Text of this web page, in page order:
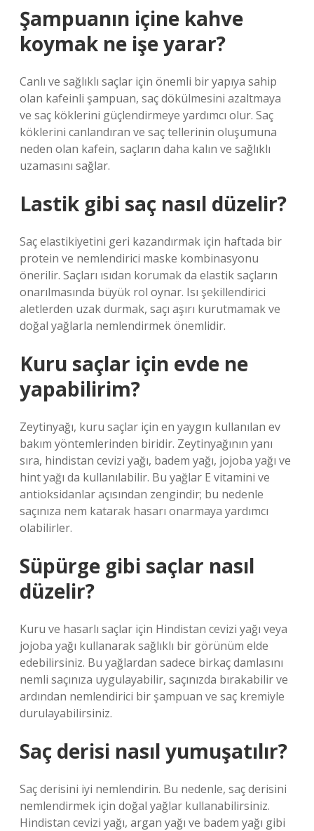
Şampuanın içine kahve
koymak ne işe yarar?
Canlı ve sağlıklı saçlar için önemli bir yapıya sahip
olan kafeinli şampuan, saç dökülmesini azaltmaya
ve saç köklerini güçlendirmeye yardımcı olur. Saç
köklerini canlandıran ve saç tellerinin oluşumuna
neden olan kafein, saçların daha kalın ve sağlıklı
uzamasını sağlar.
Lastik gibi saç nasıl düzelir?
Saç elastikiyetini geri kazandırmak için haftada bir
protein ve nemlendirici maske kombinasyonu
önerilir. Saçları ısıdan korumak da elastik saçların
onarılmasında büyük rol oynar. Isı şekillendirici
aletlerden uzak durmak, saçı aşırı kurutmamak ve
doğal yağlarla nemlendirmek önemlidir.
Kuru saçlar için evde ne
yapabilirim?
Zeytinyağı, kuru saçlar için en yaygın kullanılan ev
bakım yöntemlerinden biridir. Zeytinyağının yanı
sıra, hindistan cevizi yağı, badem yağı, jojoba yağı ve
hint yağı da kullanılabilir. Bu yağlar E vitamini ve
antioksidanlar açısından zengindir; bu nedenle
saçınıza nem katarak hasarı onarmaya yardımcı
olabilirler.
Süpürge gibi saçlar nasıl
düzelir?
Kuru ve hasarlı saçlar için Hindistan cevizi yağı veya
jojoba yağı kullanarak sağlıklı bir görünüm elde
edebilirsiniz. Bu yağlardan sadece birkaç damlasını
nemli saçınıza uygulayabilir, saçınızda bırakabilir ve
ardından nemlendirici bir şampuan ve saç kremiyle
durulayabilirsiniz.
Saç derisi nasıl yumuşatılır?
Saç derisini iyi nemlendirin. Bu nedenle, saç derisini
nemlendirmek için doğal yağlar kullanabilirsiniz.
Hindistan cevizi yağı, argan yağı ve badem yağı gibi